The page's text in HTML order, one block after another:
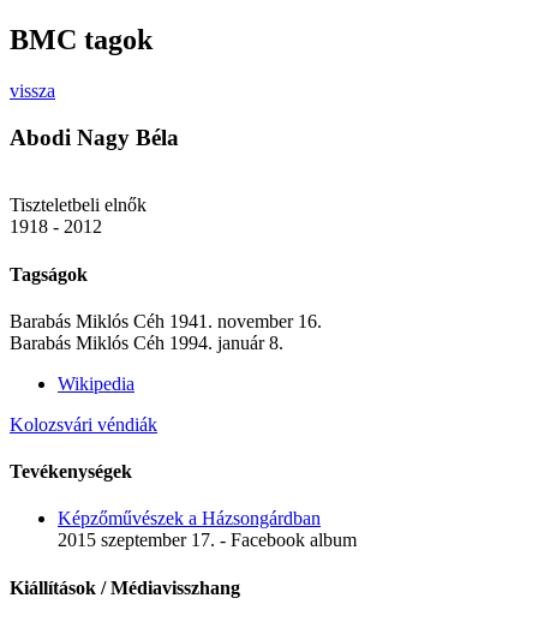
BMC tagok
vissza
Abodi Nagy Béla
Tiszteletbeli elnők
1918 - 2012
Tagságok
Barabás Miklós Céh 1941. november 16.
Barabás Miklós Céh 1994. január 8.
Wikipedia
Kolozsvári véndiák
Tevékenységek
Képzőművészek a Házsongárdban
2015 szeptember 17. - Facebook album
Kiállítások / Médiavisszhang